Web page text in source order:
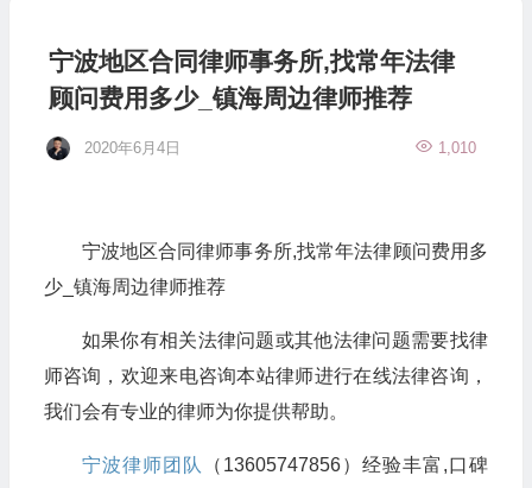
宁波地区合同律师事务所,找常年法律
顾问费用多少_镇海周边律师推荐
2020年6月4日 1,010
宁波地区合同律师事务所,找常年法律顾问费用多
少_镇海周边律师推荐
如果你有相关法律问题或其他法律问题需要找律
师咨询，欢迎来电咨询本站律师进行在线法律咨询，
我们会有专业的律师为你提供帮助。
宁波律师团队
（13605747856）经验丰富,口碑